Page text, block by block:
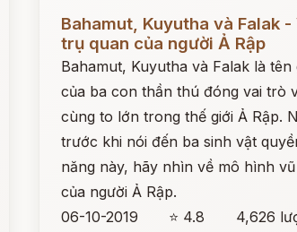
Bahamut, Kuyutha và Falak -
trụ quan của người Ả Rập
Bahamut, Kuyutha và Falak là tên
của ba con thần thú đóng vai trò
cùng to lớn trong thế giới Ả Rập.
trước khi nói đến ba sinh vật
năng này, hãy nhìn về mô hình
của người Ả Rập.
06-10-2019
⭐ 4.8
4,626